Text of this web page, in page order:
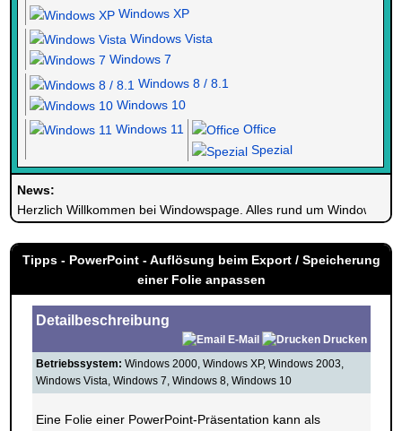
Windows XP
Windows Vista
Windows 7
Windows 8 / 8.1
Windows 10
Windows 11
Office
Spezial
News:
Herzlich Willkommen bei Windowspage. Alles rund um Windows.
Tipps - PowerPoint - Auflösung beim Export / Speicherung
einer Folie anpassen
Detailbeschreibung
E-Mail
Drucken
Betriebssystem: Windows 2000, Windows XP, Windows 2003,
Windows Vista, Windows 7, Windows 8, Windows 10
Eine Folie einer PowerPoint-Präsentation kann als